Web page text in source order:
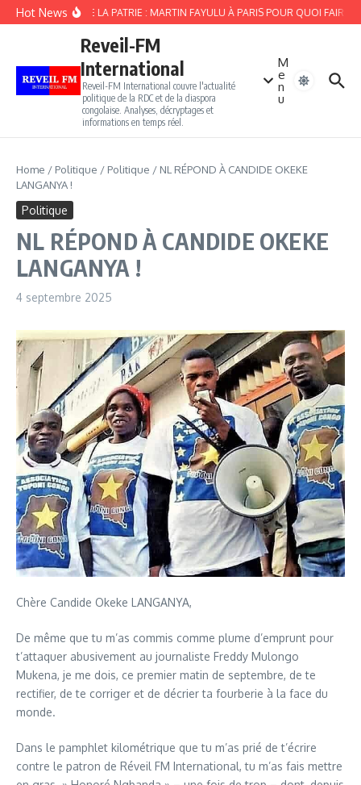
Aller au contenu
Hot NewsCAMP DE LA PATRIE : MARTIN FAYULU À PARIS POUR QUOI FAIRE ?
Reveil-FM
International
Reveil-FM International couvre l'actualité
politique de la RDC et de la diaspora
congolaise. Analyses, décryptages et
informations en temps réel.
M
e
n
u
Home / Politique / Politique / NL RÉPOND À CANDIDE OKEKE
LANGANYA !
Politique
NL RÉPOND À CANDIDE OKEKE
LANGANYA !
4 septembre 2025
Chère Candide Okeke LANGANYA,
De même que tu m’as commis comme plume d’emprunt pour
t’attaquer abusivement au journaliste Freddy Mulongo
Mukena, je me dois, ce premier matin de septembre, de te
rectifier, de te corriger et de décrier ta fourberie à la face du
monde.
Dans le pamphlet kilométrique que tu m’as prié de t’écrire
contre le patron de Réveil FM International, tu m’as fais mettre